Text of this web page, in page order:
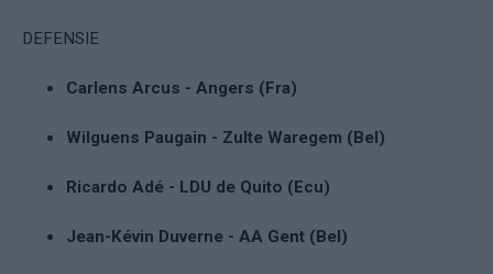
DEFENSIE
Carlens Arcus - Angers (Fra)
Wilguens Paugain - Zulte Waregem (Bel)
Ricardo Adé - LDU de Quito (Ecu)
Jean-Kévin Duverne - AA Gent (Bel)